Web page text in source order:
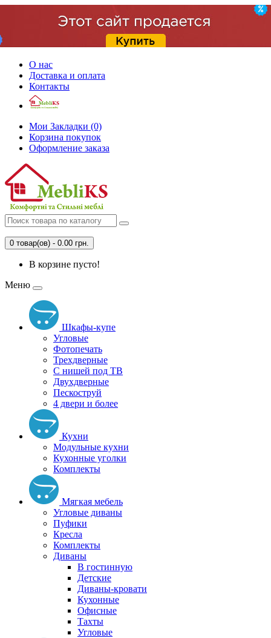
О нас
Доставка и оплата
Контакты
Мои Закладки (0)
Корзина покупок
Оформление заказа
0 товар(ов) - 0.00 грн.
В корзине пусто!
Меню
Шкафы-купе
Угловые
Фотопечать
Трехдверные
С нишей под ТВ
Двухдверные
Пескоструй
4 двери и более
Кухни
Модульные кухни
Кухонные уголки
Комплекты
Мягкая мебель
Угловые диваны
Пуфики
Кресла
Комплекты
Диваны
В гостинную
Детские
Диваны-кровати
Кухонные
Офисные
Тахты
Угловые